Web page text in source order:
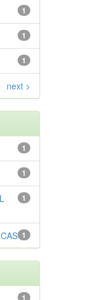
1
1
1
next >
1
1
1
1
1